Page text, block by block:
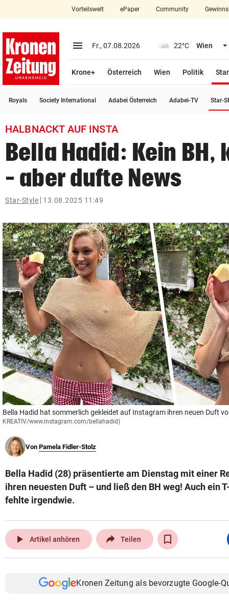
closeSchließen
account_circle Anmelden
arrow_right
Bundesland
bookmark
search
Suchbegriff
eingeben
© Krone Multimedia GmbH & Co KG 2026
Muthgasse 2, 1190 Wien
Vorteilswelt ePaper Community
menu Menü aufklappen
Fr., 07.08.2026 22°C Wien
Krone+ Österreich Wien Politik
Royals Society International Adabei Österreich Adabei-TV Star-
HALBNACKT AUF INSTA
Bella Hadid: Kein BH,
– aber dufte News
Star-Style 13.08.2025 11:49
Bella Hadid hat sommerlich gekleidet auf Instagram ihren neuen Duft
KREATIV/www.instagram.com/bellahadid)
Von Pamela Fidler-Stolz
Bella Hadid (28) präsentierte am Dienstag mit einer
ihren neuesten Duft – und ließ den BH weg! Auch ein
fehlte irgendwie.
play_arrow Artikel anhören Teilen
Kronen Zeitung als bevorzugte Google-